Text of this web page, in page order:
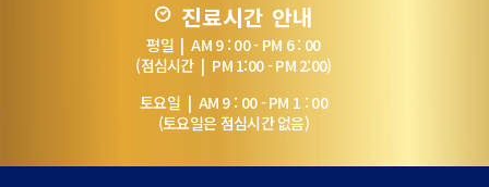
진료시간 안내
평일 | AM 9 : 00 - PM 6 : 00
(점심시간 | PM 1:00 - PM 2:00)
토요일 | AM 9 : 00 - PM 1 : 00
(토요일은 점심시간 없음)